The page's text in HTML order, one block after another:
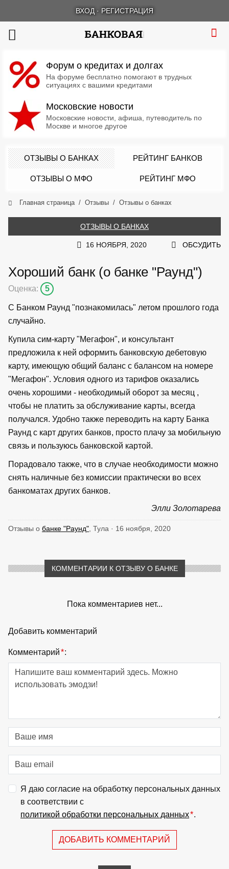
ВХОД · РЕГИСТРАЦИЯ
Форум о кредитах и долгах
На форуме бесплатно помогают в трудных
ситуациях с вашими кредитами
Московские новости
Московские новости, афиша, путеводитель по
Москве и многое другое
ОТЗЫВЫ О БАНКАХ РЕЙТИНГ БАНКОВ
ОТЗЫВЫ О МФО РЕЙТИНГ МФО
Главная страница Отзывы Отзывы о банках
ОТЗЫВЫ О БАНКАХ
16 НОЯБРЯ, 2020 ОБСУДИТЬ
Хороший банк (о банке "Раунд")
Оценка: 5
С Банком Раунд "познакомилась" летом прошлого года
случайно.
Купила сим-карту "Мегафон", и консультант
предложила к ней оформить банковскую дебетовую
карту, имеющую общий баланс с балансом на номере
"Мегафон". Условия одного из тарифов оказались
очень хорошими - необходимый оборот за месяц ,
чтобы не платить за обслуживание карты, всегда
получался. Удобно также переводить на карту Банка
Раунд с карт других банков, просто плачу за мобильную
связь и пользуюсь банковской картой.
Порадовало также, что в случае необходимости можно
снять наличные без комиссии практически во всех
банкоматах других банков.
Элли Золотарева
Отзывы о банке "Раунд" , Тула · 16 ноября, 2020
КОММЕНТАРИИ К ОТЗЫВУ О БАНКЕ
Пока комментариев нет...
Добавить комментарий
Комментарий*:
Я даю согласие на обработку персональных данных
в соответствии с
политикой обработки персональных данных*.
ДОБАВИТЬ КОММЕНТАРИЙ